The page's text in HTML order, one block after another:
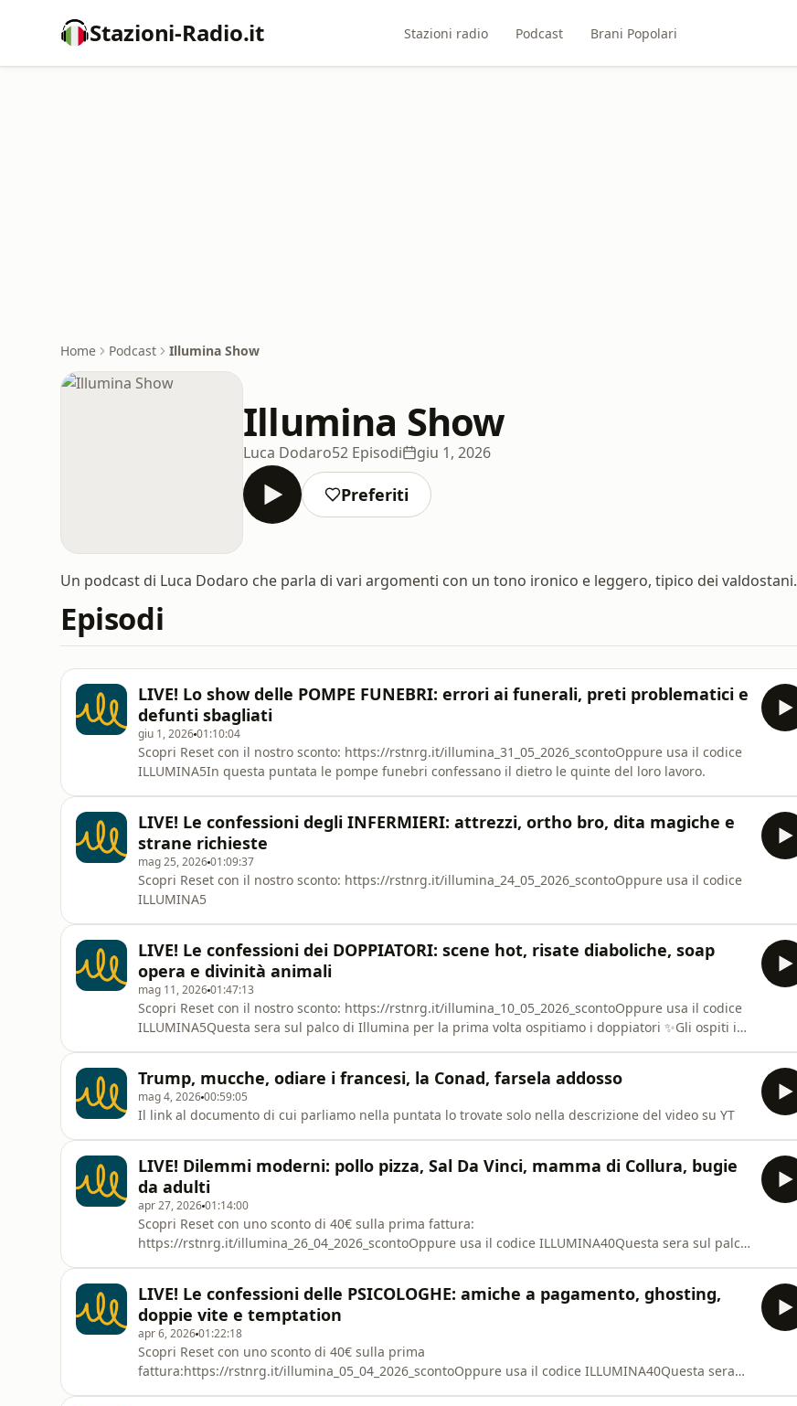
Stazioni-Radio.it Stazioni radio Podcast Brani Popolari
Home Podcast Illumina Show
Illumina Show
Luca Dodaro52 Episodi giu 1, 2026
Preferiti
Un podcast di Luca Dodaro che parla di vari argomenti con un tono ironico e leggero, tipico dei valdostani.
Episodi
LIVE! Lo show delle POMPE FUNEBRI: errori ai funerali, preti problematici e
defunti sbagliati
giu 1, 202601:10:04
Scopri Reset con il nostro sconto: https://rstnrg.it/illumina_31_05_2026_scontoOppure usa il codice
ILLUMINA5In questa puntata le pompe funebri confessano il dietro le quinte del loro lavoro.
LIVE! Le confessioni degli INFERMIERI: attrezzi, ortho bro, dita magiche e
strane richieste
mag 25, 202601:09:37
Scopri Reset con il nostro sconto: https://rstnrg.it/illumina_24_05_2026_scontoOppure usa il codice
ILLUMINA5
LIVE! Le confessioni dei DOPPIATORI: scene hot, risate diaboliche, soap
opera e divinità animali
mag 11, 202601:47:13
Scopri Reset con il nostro sconto: https://rstnrg.it/illumina_10_05_2026_scontoOppure usa il codice
ILLUMINA5Questa sera sul palco di Illumina per la prima volta ospitiamo i doppiatori ✨Gli ospiti in
Trump, mucche, odiare i francesi, la Conad, farsela addosso
mag 4, 202600:59:05
Il link al documento di cui parliamo nella puntata lo trovate solo nella descrizione del video su YT
LIVE! Dilemmi moderni: pollo pizza, Sal Da Vinci, mamma di Collura, bugie
da adulti
apr 27, 202601:14:00
Scopri Reset con uno sconto di 40€ sulla prima fattura:
https://rstnrg.it/illumina_26_04_2026_scontoOppure usa il codice ILLUMINA40Questa sera sul palco
LIVE! Le confessioni delle PSICOLOGHE: amiche a pagamento, ghosting,
doppie vite e temptation
apr 6, 202601:22:18
Scopri Reset con uno sconto di 40€ sulla prima
fattura:https://rstnrg.it/illumina_05_04_2026_scontoOppure usa il codice ILLUMINA40Questa sera